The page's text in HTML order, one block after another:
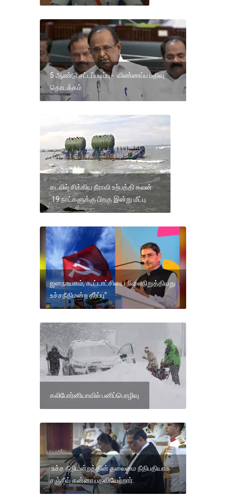
5 ஆண்டு சட்டப்படிப்பு - விண்ணப்ப பதிவு
தொடக்கம்
கடலில் சிக்கிய நீராவி உற்பத்தி கலன்
19 நாட்களுக்கு பிறகு இன்று மீட்பு.
ஜனநாயகம், கூட்டாட்சியை நிலைநிறுத்தியது
உச்சநீதிமன்ற தீர்ப்பு"
கலிபோர்னியாவில் பனிப்பொழிவு
உச்ச நீதிமன்றத்தின் தலைமை நீதிபதியாக
சஞ்சீவ் கன்னா பதவியேற்றார்.